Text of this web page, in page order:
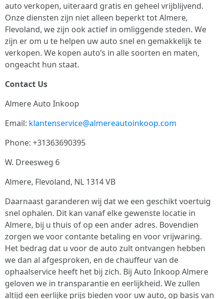
auto verkopen, uiteraard gratis en geheel vrijblijvend.
Onze diensten zijn niet alleen beperkt tot Almere,
Flevoland, we zijn ook actief in omliggende steden. We
zijn er om u te helpen uw auto snel en gemakkelijk te
verkopen. We kopen auto’s in alle soorten en maten,
ongeacht hun staat.
Contact Us
Almere Auto Inkoop
Email: klantenservice@almereautoinkoop.com
Phone: +31363690395
W. Dreesweg 6
Almere, Flevoland, NL 1314 VB
Daarnaast garanderen wij dat we een geschikt voertuig
snel ophalen. Dit kan vanaf elke gewenste locatie in
Almere, bij u thuis of op een ander adres. Bovendien
zorgen we voor contante betaling en voor vrijwaring.
Het bedrag dat u voor de auto zult ontvangen hebben
we dan al afgesproken, en de chauffeur van de
ophaalservice heeft het bij zich. Bij Auto Inkoop Almere
geloven we in transparantie en eerlijkheid. We zullen
altijd een eerlijke prijs bieden voor uw auto, op basis van